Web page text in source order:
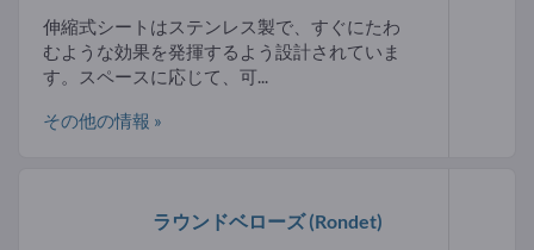
伸縮式シートはステンレス製で、すぐにたわ
むような効果を発揮するよう設計されていま
す。スペースに応じて、可...
その他の情報 »
ラウンドベローズ(Rondet)